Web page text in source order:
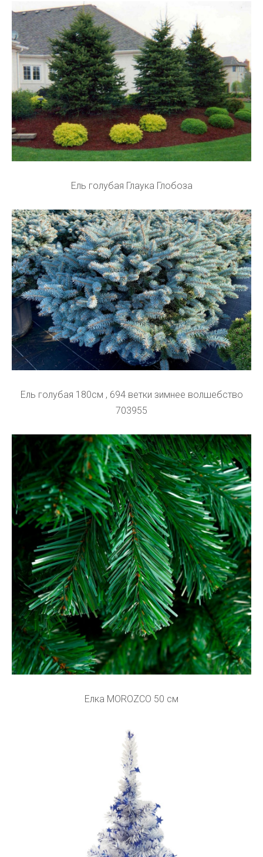
Ель голубая Глаука Глобоза
Ель голубая 180см , 694 ветки зимнее волшебство
703955
Елка MOROZCO 50 см